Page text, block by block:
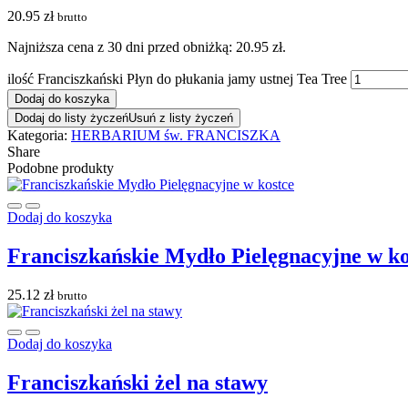
20.95 zł brutto
Najniższa cena z 30 dni przed obniżką: 20.95 zł.
ilość Franciszkański Płyn do płukania jamy ustnej Tea Tree
Dodaj do koszyka
Dodaj do listy życzeńUsuń z listy życzeń
Kategoria: HERBARIUM św. FRANCISZKA
Share
Podobne produkty
Dodaj do koszyka
Franciszkańskie Mydło Pielęgnacyjne w
25.12 zł brutto
Dodaj do koszyka
Franciszkański żel na stawy